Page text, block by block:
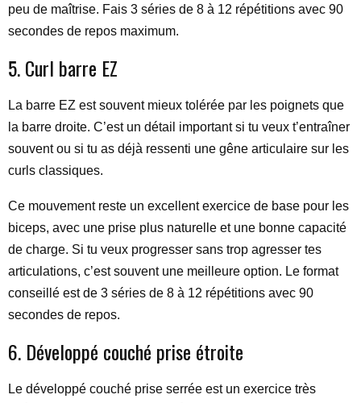
peu de maîtrise. Fais 3 séries de 8 à 12 répétitions avec 90
secondes de repos maximum.
5. Curl barre EZ
La barre EZ est souvent mieux tolérée par les poignets que
la barre droite. C’est un détail important si tu veux t’entraîner
souvent ou si tu as déjà ressenti une gêne articulaire sur les
curls classiques.
Ce mouvement reste un excellent exercice de base pour les
biceps, avec une prise plus naturelle et une bonne capacité
de charge. Si tu veux progresser sans trop agresser tes
articulations, c’est souvent une meilleure option. Le format
conseillé est de 3 séries de 8 à 12 répétitions avec 90
secondes de repos.
6. Développé couché prise étroite
Le développé couché prise serrée est un exercice très